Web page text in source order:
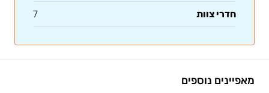
חדרי צוות 7
מאפיינים נוספים